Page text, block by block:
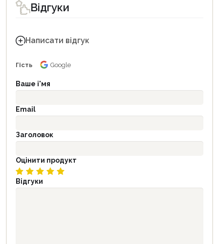
Відгуки
Написати відгук
Гість Google
Ваше і'мя
Email
Заголовок
Оцінити продукт
Відгуки